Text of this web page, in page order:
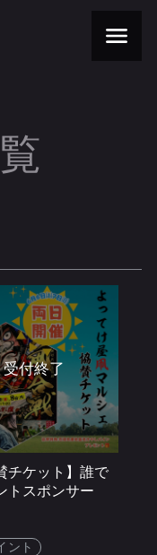
チケット】誰で
トスポンサー
ント